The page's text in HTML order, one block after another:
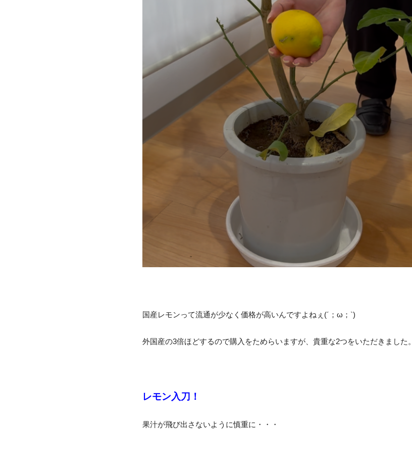
国産レモンって流通が少なく価格が高いんですよねぇ(´；ω；`)
外国産の3倍ほどするので購入をためらいますが、貴重な2つをいただきました。
レモン入刀！
果汁が飛び出さないように慎重に・・・